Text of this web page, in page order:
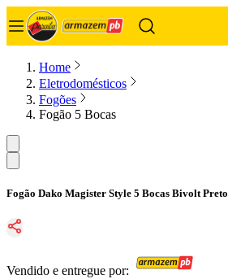
Home
Eletrodomésticos
Fogões
Fogão 5 Bocas
Fogão Dako Magister Style 5 Bocas Bivolt Preto
Vendido e entregue por: